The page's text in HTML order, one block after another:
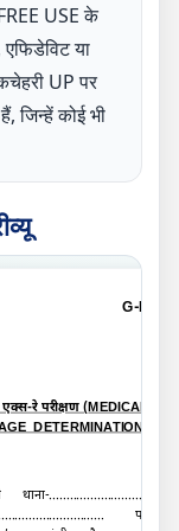
USE के
या
UP पर
जिन्हें कोई भी
G-E
रे परीक्षण (MEDICAL
DETERMINATION
.............................
पर